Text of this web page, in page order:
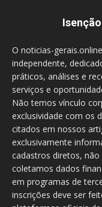
O noticias-
independente,
práticos, análises e
serviços e
Não temos vínculo
exclusividade com os
citados em nossos
exclusivamente
cadastros diretos,
coletamos dados
em programas de
inscrições deve ser